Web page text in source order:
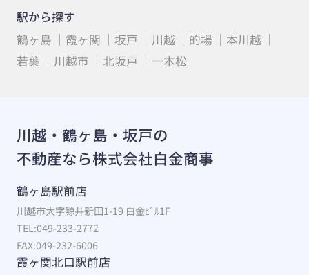
駅から探す
鶴ヶ島
霞ヶ関 坂戸 川越 的場
本川越
若葉
川越市 北坂戸 一本松
川越・鶴ヶ島・坂戸の
不動産なら株式会社白金商事
鶴ヶ島駅前店
川越市大字鯨井新田1-19 白金ﾋﾞﾙ1F
TEL:049-233-2772
FAX:049-232-6006
霞ヶ関北口駅前店